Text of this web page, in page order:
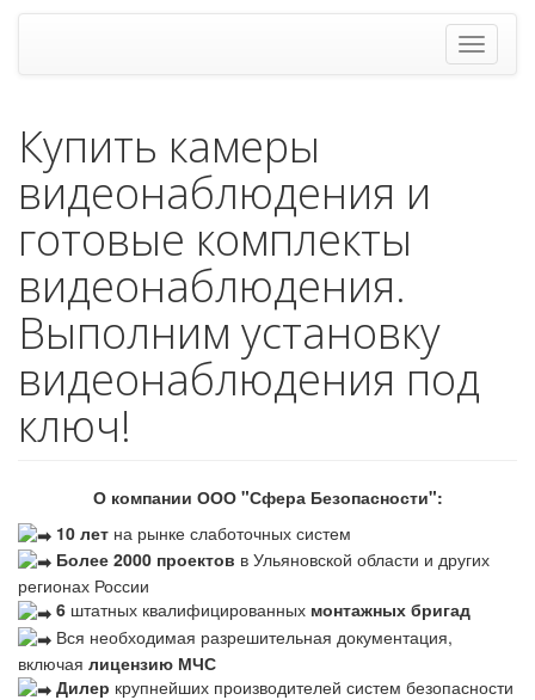
Купить камеры
видеонаблюдения и
готовые комплекты
видеонаблюдения.
Выполним установку
видеонаблюдения под
ключ!
О компании ООО "Сфера Безопасности":
10 лет на рынке слаботочных систем
Более 2000 проектов в Ульяновской области и других
регионах России
6 штатных квалифицированных монтажных бригад
Вся необходимая разрешительная документация,
включая лицензию МЧС
Дилер крупнейших производителей систем безопасности